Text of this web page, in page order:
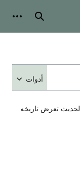
بحث
أدوات
تعرض تاريخه